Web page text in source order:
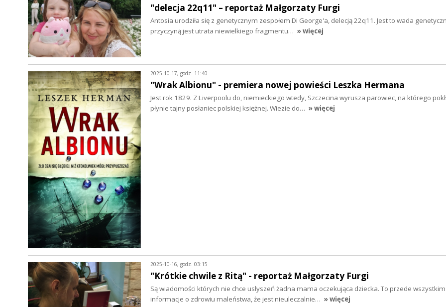
"delecja 22q11" – reportaż Małgorzaty Furgi
Antosia urodziła się z genetycznym zespołem Di George'a, delecją 22q11. Jest to wada
przyczyną jest utrata niewielkiego fragmentu… » więcej
2025-10-17, godz. 11:40
"Wrak Albionu" - premiera nowej powieści Leszka Hermana
Jest rok 1829. Z Liverpoolu do, niemieckiego wtedy, Szczecina wyrusza parowiec, na którego
płynie tajny posłaniec polskiej księżnej. Wiezie do… » więcej
2025-10-16, godz. 03:15
"Krótkie chwile z Ritą" - reportaż Małgorzaty Furgi
Są wiadomości których nie chce usłyszeń żadna mama oczekująca dziecka. To przede
informacje o zdrowiu maleństwa, że jest nieuleczalnie… » więcej